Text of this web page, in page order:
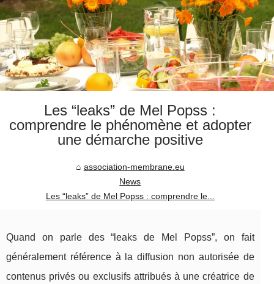
Les “leaks” de Mel Popss :
comprendre le phénomène et adopter
une démarche positive
association-membrane.eu
News
Les “leaks” de Mel Popss : comprendre le...
Quand on parle des “leaks de Mel Popss”, on fait
généralement référence à la diffusion non autorisée de
contenus privés ou exclusifs attribués à une créatrice de